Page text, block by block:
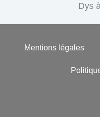
Dys
Mentions légales